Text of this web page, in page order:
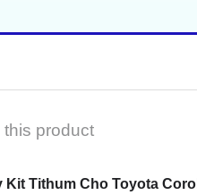
this product
Tithum Cho Toyota